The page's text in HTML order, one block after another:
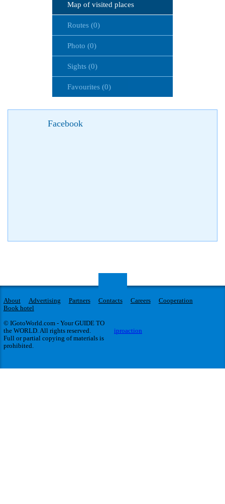
Map of visited places
Routes (0)
Photo (0)
Sights (0)
Favourites (0)
Facebook
About Advertising Partners Contacts Careers
Cooperation
Book hotel
© IGotoWorld.com - Your GUIDE TO
the WORLD. All rights reserved.
Full or partial copying of materials is
prohibited.
iproaction